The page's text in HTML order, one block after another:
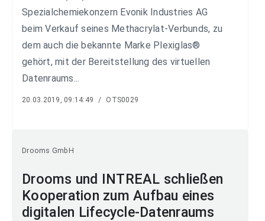
Spezialchemiekonzern Evonik Industries AG
beim Verkauf seines Methacrylat-Verbunds, zu
dem auch die bekannte Marke Plexiglas®
gehört, mit der Bereitstellung des virtuellen
Datenraums...
20.03.2019, 09:14:49 / OTS0029
Drooms GmbH
Drooms und INTREAL schließen
Kooperation zum Aufbau eines
digitalen Lifecycle-Datenraums